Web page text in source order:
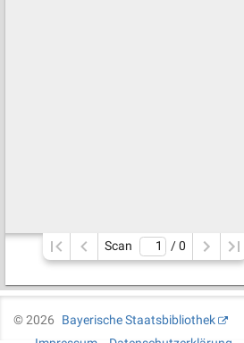
Scan / 0
©2026
Bayerische Staatsbibliothek